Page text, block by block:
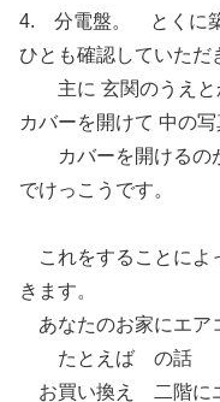
4. 分電盤。 とくに
ひとも確認していただ
主に 玄関のうえと
カバーを開けて 中の写
カバーを開けるの
でけっこうです。
これをすることによ
きます。
あなたのお家にエア
たとえば の話
お買い換え 二階に